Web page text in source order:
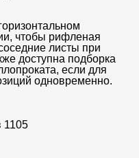
чтобы рифленая
листы при
доступна подборка
если для
одновременно.
1105